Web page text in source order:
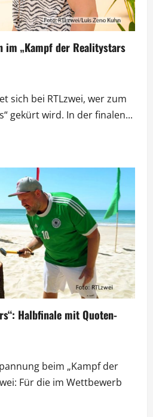
im „Kampf der Realitystars
sich bei RTLzwei, wer zum
gekürt wird. In der finalen...
Halbfinale mit Quoten-
beim „Kampf der
Für die im Wettbewerb